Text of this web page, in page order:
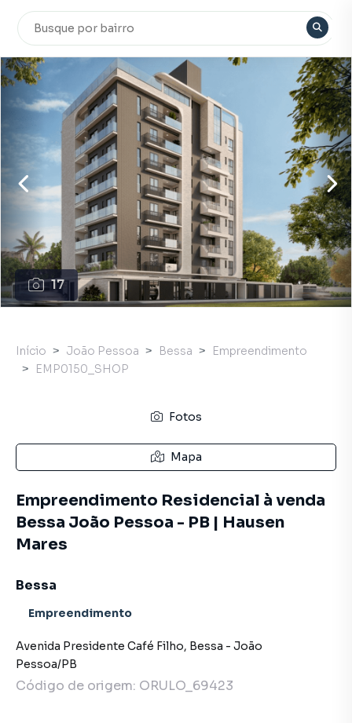
17
Início João Pessoa Bessa
Empreendimento
EMP0150_SHOP
Fotos
Mapa
Empreendimento Residencial à venda
Bessa João Pessoa - PB | Hausen
Mares
Bessa
Empreendimento
Avenida Presidente Café Filho, Bessa - João
Pessoa/PB
Código de origem: ORULO_69423